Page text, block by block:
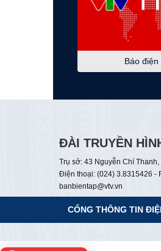
Báo
ĐÀI TRUYỀN
Trụ sở: 43 Nguyễn Chí
Điện thoại: (024) 3.8315426 -
banbientap@vtv.vn
CỔNG THÔNG TIN